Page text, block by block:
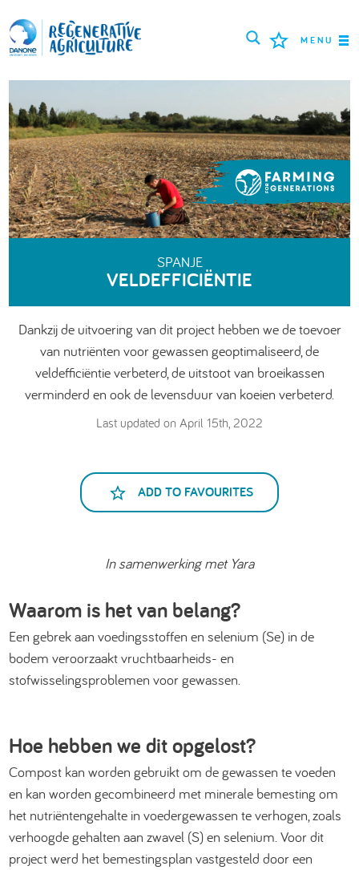
MENU
BOEREN
BESTE PRAKTIJKEN
TOOLS
LOGIN
ROMÂNĂ PORTUGUÊS
ENGLISH العربية
SPANJE
VELDEFFICIËNTIE
Dankzij de uitvoering van dit project hebben we de toevoer
van nutriënten voor gewassen geoptimaliseerd, de
veldefficiëntie verbeterd, de uitstoot van broeikassen
verminderd en ook de levensduur van koeien verbeterd.
Last updated on April 15th, 2022
ADD TO FAVOURITES
In samenwerking met Yara
Waarom is het van belang?
Een gebrek aan voedingsstoffen en selenium (Se) in de
bodem veroorzaakt vruchtbaarheids- en
stofwisselingsproblemen voor gewassen.
Hoe hebben we dit opgelost?
Compost kan worden gebruikt om de gewassen te voeden
en kan worden gecombineerd met minerale bemesting om
het nutriëntengehalte in voedergewassen te verhogen, zoals
verhoogde gehalten aan zwavel (S) en selenium. Voor dit
project werd het bemestingsplan vastgesteld door een